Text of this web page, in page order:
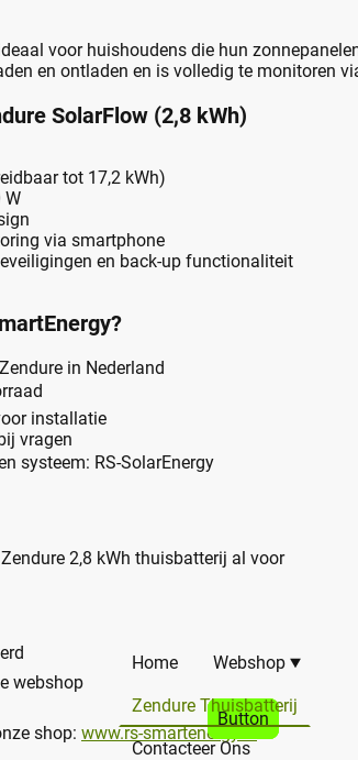
voor huishoudens die hun
en ontladen en is volledig te monitoren
SolarFlow (2,8 kWh)
tot 17,2 kWh)
W
via smartphone
en back-up functionaliteit
in Nederland
installatie
vragen
systeem: RS-SolarEnergy
2,8 kWh thuisbatterij al voor
webshop
shop: www.rs-smartenergy.nl
Button
Button
Home Webshop
Zendure Thuisbatterij
Contacteer Ons